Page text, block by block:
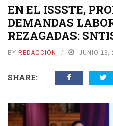
EN EL ISSSTE,
DEMANDAS
REZAGADAS:
BY REDACCIÓN JUNIO 19,
SHARE: